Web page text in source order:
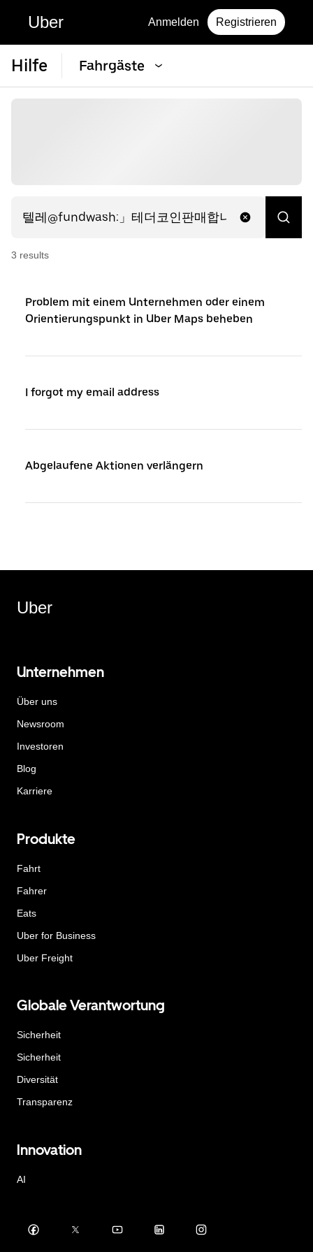
Uber Anmelden Registrieren
Hilfe Fahrgäste
3 results
Problem mit einem Unternehmen oder einem
Orientierungspunkt in Uber Maps beheben
I forgot my email address
Abgelaufene Aktionen verlängern
Uber
Unternehmen
Über uns
Newsroom
Investoren
Blog
Karriere
Produkte
Fahrt
Fahrer
Eats
Uber for Business
Uber Freight
Globale Verantwortung
Sicherheit
Sicherheit
Diversität
Transparenz
Innovation
AI